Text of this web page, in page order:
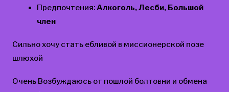
Предпочтения:Алкоголь, Лесби, Большой
член
Сильно хочу стать ебливой в миссионерской позе
шлюхой
Очень Возбуждаюсь от пошлой болтовни и обмена